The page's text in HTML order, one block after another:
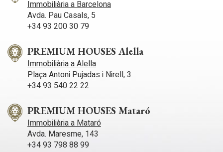
perfecte estat de conservació i llesta per entrar a viure. Des
de l'entrada de l'habitatge, a la dreta del rebedor, hi trobem un
ampli saló menjador amb sortida directa al jardí privat de grans
porxo amb zona de sofàs i menjador d'estiu. També hi ha
l'espaiosa cuina totalment reformada i equipada, amb safareig
independent. A l'esquerra del vestíbul, tenim 2 habitacions
dobles, 2 individuals i 3 banys complets. Totes les habitacions
tenen sortida al jardí, que envolta tot l´apartament. L´habitació
comparteixen els altres 2 banys. L´habitatge inclou 2 places
de pàrquing de grans dimensions i perfecta ubicació respecte
a la porta d´entrada de l´edifici ia porta del pàrquing.
Immobiliària a Barcelona
Avda. Pau Casals, 5
+34 93 200 30 79
PREMIUM HOUSES Alella
Immobiliària a Alella
Plaça Antoni Pujadas i Nirell, 3
+34 93 540 22 22
PREMIUM HOUSES Mataró
Immobiliària a Mataró
Avda. Maresme, 143
+34 93 798 88 99